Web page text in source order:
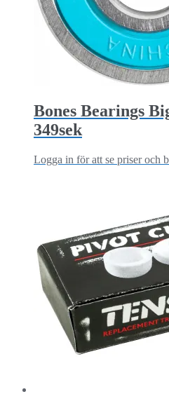
Bones Bearings
349sek
Logga in för att se priser och